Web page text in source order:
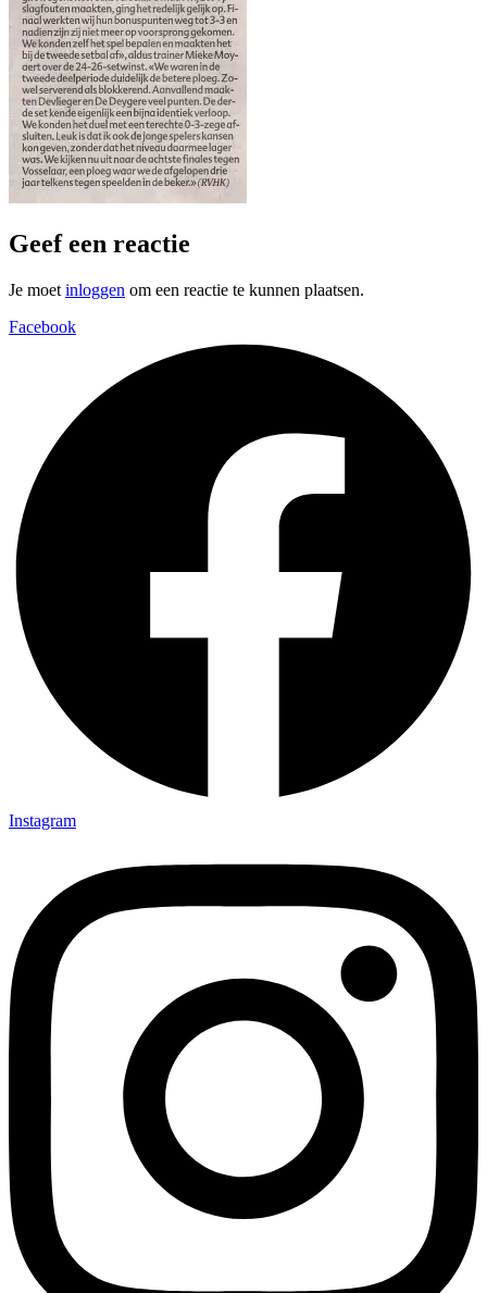
Geef een reactie
Je moet inloggen om een reactie te kunnen plaatsen.
Facebook
Instagram